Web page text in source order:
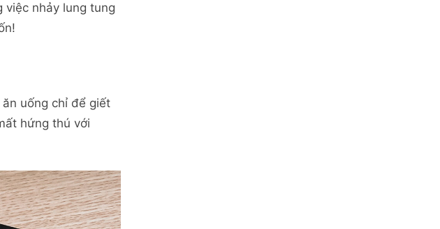
nhảy lung tung
uống chỉ để giết
hứng thú với